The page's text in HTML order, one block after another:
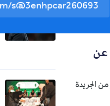
عن
الجريدة